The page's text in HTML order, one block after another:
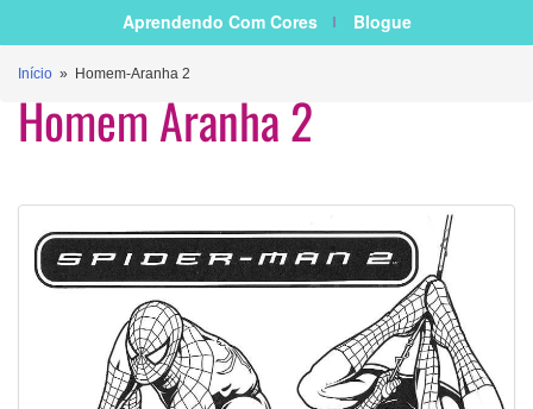
Aprendendo Com Cores
Blogue
Início » Homem-Aranha 2
Homem Aranha 2